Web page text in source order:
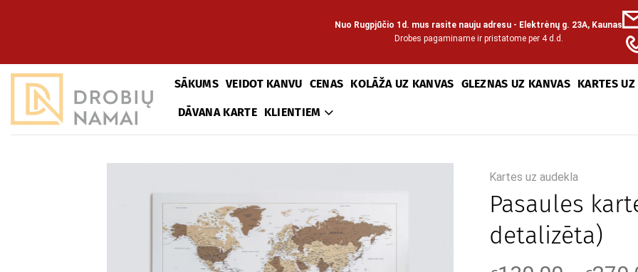
Nuo Rugpjūčio 1d. mus rasite nauju adresu - Elektrėnų g. 23A, Kaunas
Drobes pagaminame ir pristatome per 4 d.d.
SĀKUMS VEIDOT KANVU CENAS KOLĀŽA UZ KANVAS GLEZNAS UZ KANVAS KARTES
DĀVANA KARTE KLIENTIEM
Kartes uz audekla
Pasaules
detalizēta)